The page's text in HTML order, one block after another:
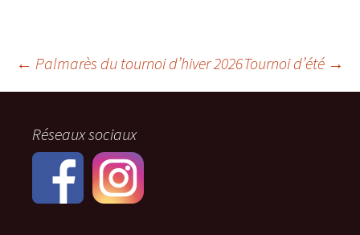
Navigation
des
articles
← Palmarès du tournoi d’hiver 2026Tournoi d’été →
Réseaux sociaux